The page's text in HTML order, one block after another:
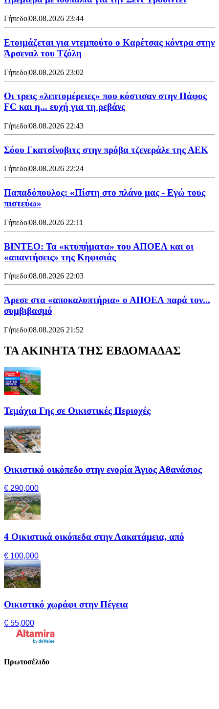
Γήπεδο|08.08.2026 23:44
Ετοιμάζεται για ντεμπούτο ο Καρέτσας κόντρα στην
Άρσεναλ του Τζόλη
Γήπεδο|08.08.2026 23:02
Οι τρεις «λεπτομέρειες» που κόστισαν στην Πάφος
FC και η... ευχή για τη ρεβάνς
Γήπεδο|08.08.2026 22:43
Σόου Γκατσίνοβιτς στην πρόβα τζενεράλε της ΑΕΚ
Γήπεδο|08.08.2026 22:24
Παπαδόπουλος: «Πίστη στο πλάνο μας - Εγώ τους
πιστεύω»
Γήπεδο|08.08.2026 22:11
ΒΙΝΤΕΟ: Τα «κτυπήματα» του ΑΠΟΕΛ και οι
«απαντήσεις» της Κηφισιάς
Γήπεδο|08.08.2026 22:03
Άρεσε στα «αποκαλυπτήρια» ο ΑΠΟΕΛ παρά τον...
συμβιβασμό
Γήπεδο|08.08.2026 21:52
ΤΑ ΑΚΙΝΗΤΑ ΤΗΣ ΕΒΔΟΜΑΔΑΣ
Τεμάχια Γης σε Οικιστικές Περιοχές
Οικιστικό οικόπεδο στην ενορία Άγιος Αθανάσιος
€ 290,000
4 Οικιστικά οικόπεδα στην Λακατάμεια, από
€ 100,000
Οικιστικό χωράφι στην Πέγεια
€ 55,000
Πρωτοσέλιδο